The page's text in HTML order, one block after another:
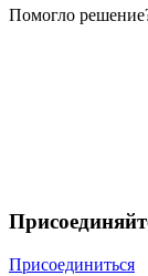
Помогло
Присоединиться